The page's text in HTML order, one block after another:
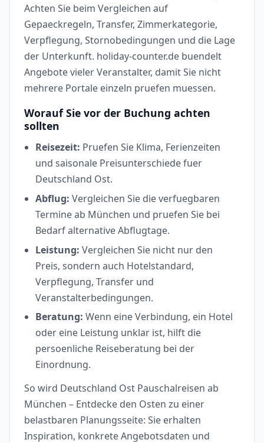
Achten Sie beim Vergleichen auf
Gepaeckregeln, Transfer, Zimmerkategorie,
Verpflegung, Stornobedingungen und die Lage
der Unterkunft. holiday-counter.de buendelt
Angebote vieler Veranstalter, damit Sie nicht
mehrere Portale einzeln pruefen muessen.
Worauf Sie vor der Buchung achten
sollten
Reisezeit: Pruefen Sie Klima, Ferienzeiten
und saisonale Preisunterschiede fuer
Deutschland Ost.
Abflug: Vergleichen Sie die verfuegbaren
Termine ab München und pruefen Sie bei
Bedarf alternative Abflugtage.
Leistung: Vergleichen Sie nicht nur den
Preis, sondern auch Hotelstandard,
Verpflegung, Transfer und
Veranstalterbedingungen.
Beratung: Wenn eine Verbindung, ein Hotel
oder eine Leistung unklar ist, hilft die
persoenliche Reiseberatung bei der
Einordnung.
So wird Deutschland Ost Pauschalreisen ab
München – Entdecke den Osten zu einer
belastbaren Planungsseite: Sie erhalten
Inspiration, konkrete Angebotsdaten und